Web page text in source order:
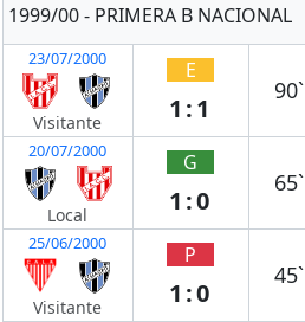
1999/00 - PRIMERA B NACIONAL
23/07/2000
Visitante
E
1:1
90`
20/07/2000
Local
G
1:0
65`
25/06/2000
Visitante
P
1:0
45`